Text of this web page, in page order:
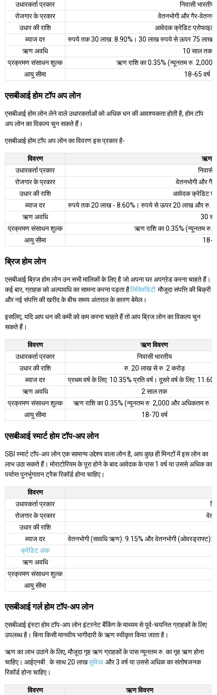
उधारकर्ता प्रकार
निवासी भारतीय
रोजगार के प्रकार
वेतनभोगी और गैर-
उधार की राशि
आवेदक क्रेडिट प्रोफाइल
ब्याज दर
रुपये तक 30 लाख: 8.90%। 30 लाख रुपये से ऊपर 75 लाख
ऋण अवधि
10 साल तक
प्रक्रमण संसाधन शुल्क
ऋण राशि का 0.35% (न्यूनतम रु.
आयु सीमा
18-65 वर्ष
एसबीआई होम टॉप अप लोन
एसबीआई होम लोन लेने वाले उधारकर्ताओं को अधिक धन की आवश्यकता होती है, होम टॉप
अप लोन का विकल्प चुन सकते हैं।
एसबीआई होम टॉप अप लोन का विवरण इस प्रकार है-
विवरण
ऋण
उधारकर्ता प्रकार
निवासी
रोजगार के प्रकार
वेतनभोगी और
उधार की राशि
आवेदक क्रेडिट
ब्याज दर
रुपये तक 20 लाख - 8.60%। रुपये से ऊपर 20 लाख और रु.
ऋण अवधि
30
प्रक्रमण संसाधन शुल्क
ऋण राशि का 0.35% (न्यूनतम
आयु सीमा
18-
ब्रिज होम लोन
एसबीआई ब्रिज होम लोन उन सभी मालिकों के लिए है जो अपना घर अपग्रेड करना चाहते हैं।
कई बार, ग्राहक को अल्पावधि का सामना करना पड़ता हैलिक्विडिटी मौजूदा संपत्ति की बिक्री
और नई संपत्ति की खरीद के बीच समय अंतराल के कारण बेमेल।
इसलिए, यदि आप धन की कमी को कम करना चाहते हैं तो आप ब्रिज लोन का विकल्प चुन
सकते हैं।
विवरण
ऋण विवरण
उधारकर्ता प्रकार
निवासी भारतीय
उधार की राशि
रु. 20 लाख से रु. 2 करोड़
ब्याज दर
प्रथम वर्ष के लिए: 10.35% प्रति वर्ष। दूसरे वर्ष के लिए:
ऋण अवधि
2 साल तक
प्रक्रमण संसाधन शुल्क
ऋण राशि का 0.35% (न्यूनतम रु. 2,000 और अधिकतम रु.
आयु सीमा
18-70 वर्ष
एसबीआई स्मार्ट होम टॉप-अप लोन
SBI स्मार्ट टॉप-अप लोन एक सामान्य उद्देश्य वाला लोन है, आप कुछ ही मिनटों में इस लोन का
लाभ उठा सकते हैं। मोराटोरियम के पूरा होने के बाद आवेदक के पास 1 वर्ष या उससे अधिक का
पर्याप्त पुनर्भुगतान ट्रैक रिकॉर्ड होना चाहिए।
विवरण
उधारकर्ता प्रकार
रोजगार के प्रकार
उधार की राशि
ब्याज दर
वेतनभोगी (सावधि ऋण): 9.15% और वेतनभोगी
क्रेडिट अंक
ऋण अवधि
प्रक्रमण संसाधन शुल्क
आयु सीमा
एसबीआई गर्ल होम टॉप-अप लोन
एसबीआई इंस्टा होम टॉप-अप लोन इंटरनेट बैंकिंग के माध्यम से पूर्व-चयनित ग्राहकों के लिए
उपलब्ध है। बिना किसी मानवीय भागीदारी के ऋण स्वीकृत किया जाता है।
ऋण का लाभ उठाने के लिए, मौजूदा गृह ऋण ग्राहकों के पास न्यूनतम रु. का गृह ऋण होना
चाहिए। आईएनबी . के साथ 20 लाखसुविधा और 3 वर्ष या उससे अधिक का संतोषजनक
रिकॉर्ड होना चाहिए।
विवरण
ऋण विवरण